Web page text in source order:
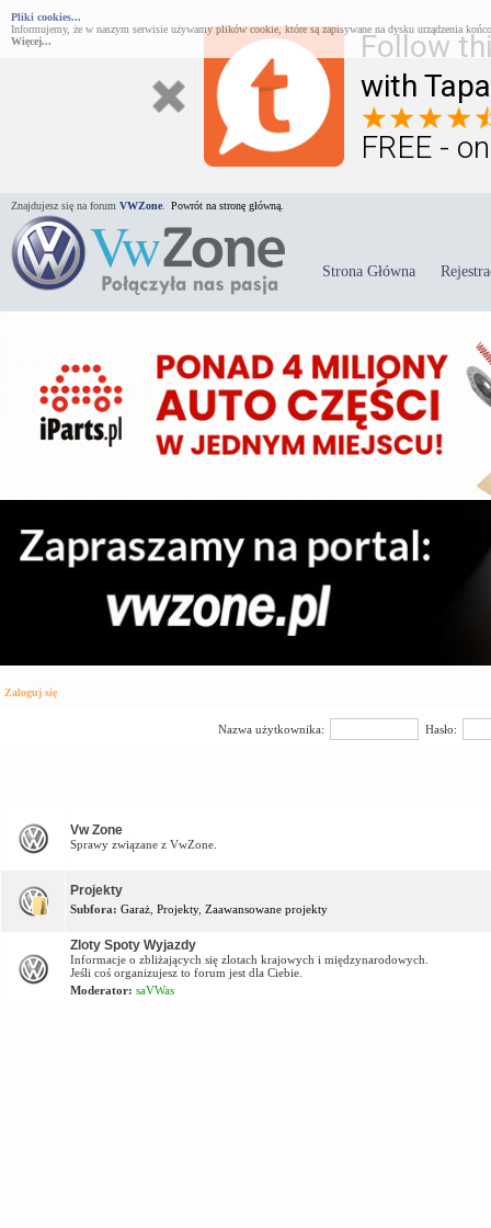
Follow
with
FREE -
Pliki cookies...
Informujemy, że w naszym serwisie używamy plików cookie, które są zapisywane na dysku urządzenia
Więcej...
Znajdujesz się na forum VWZone Powrót na stronę główną.
Strona Główna
Zaloguj się
Nazwa użytkownika: Hasło:
Vw Zone
Sprawy związane z VwZone.
Projekty
Subfora: Garaż Projekty, Zaawansowane projekty
Zloty Spoty Wyjazdy
Informacje o zbliżających się zlotach krajowych i międzynarodowych.
Jeśli coś organizujesz to forum jest dla Ciebie.
Moderator: saVWas